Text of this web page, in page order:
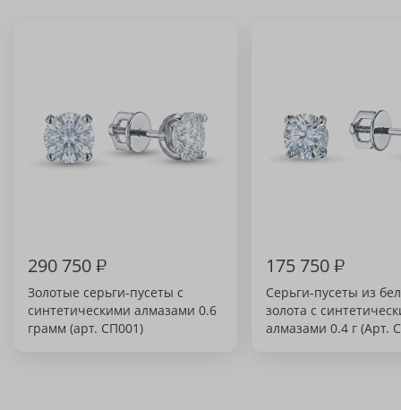
290 750₽
Золотые серьги-пусеты с
синтетическими алмазами 0.6
грамм (арт. СП001)
175 750₽
Серьги-пусеты из
золота с
алмазами 0.4 г (Арт.